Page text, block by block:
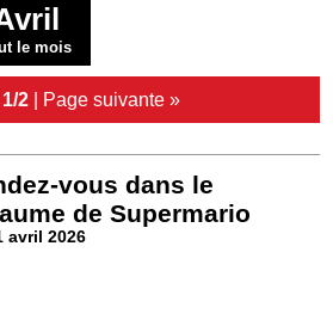
le mois
2| Page suivante »
vous dans le
de Supermario
avril 2026